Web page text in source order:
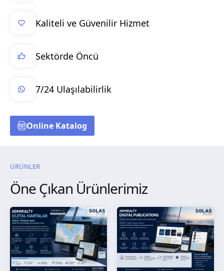
Kaliteli ve Güvenilir Hizmet
Sektörde Öncü
7/24 Ulaşılabilirlik
Online Katalog
ÜRÜNLER
Öne Çıkan Ürünlerimiz
Kağıt Harita